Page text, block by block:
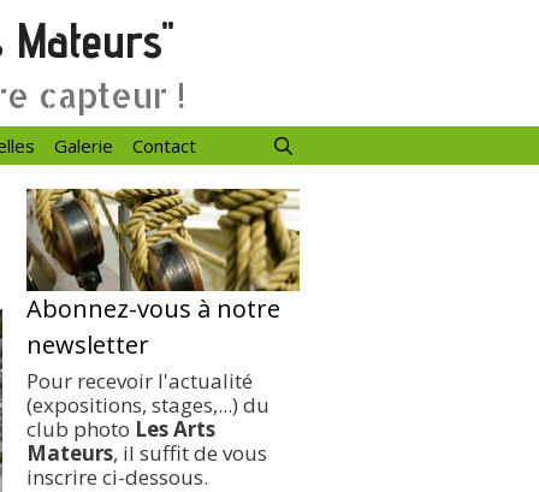
Mateurs"
capteur !
Galerie Contact
Abonnez-vous à notre
newsletter
Pour recevoir l'actualité
(expositions, stages,...) du
club photo Les Arts
Mateurs, il suffit de vous
inscrire ci-dessous.